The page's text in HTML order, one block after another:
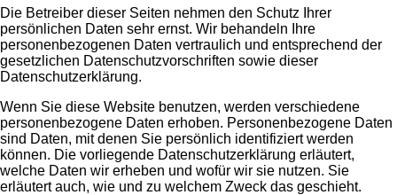
Die Betreiber dieser Seiten nehmen den Schutz Ihrer
persönlichen Daten sehr ernst. Wir behandeln Ihre
personenbezogenen Daten vertraulich und entsprechend der
gesetzlichen Datenschutzvorschriften sowie dieser
Datenschutzerklärung.
Wenn Sie diese Website benutzen, werden verschiedene
personenbezogene Daten erhoben. Personenbezogene Daten
sind Daten, mit denen Sie persönlich identifiziert werden
können. Die vorliegende Datenschutzerklärung erläutert,
welche Daten wir erheben und wofür wir sie nutzen. Sie
erläutert auch, wie und zu welchem Zweck das geschieht.